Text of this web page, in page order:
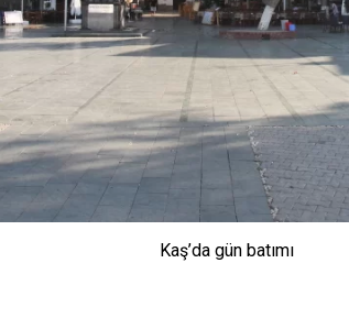
Kaş’da gün batımı